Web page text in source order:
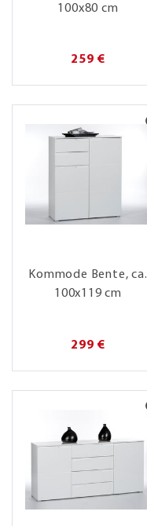
100x80 cm
259 €
Kommode Bente, ca.
100x119 cm
299 €